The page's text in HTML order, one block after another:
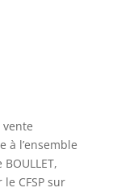
à l’ensemble
CFSP sur